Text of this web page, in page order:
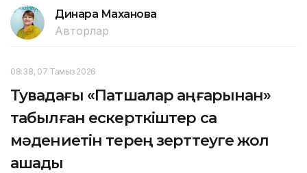
Динара Маханова
Авторлар
08:38, 07 Тамыз 2026
Тувадағы «Патшалар аңғарынан»
табылған ескерткіштер сақ
мәдениетін терең зерттеуге жол
ашады